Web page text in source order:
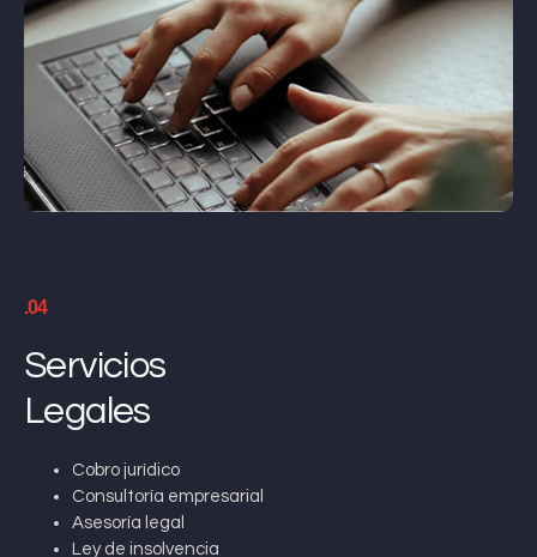
.04
Servicios
Legales
Cobro jurídico
Consultoría empresarial
Asesoría legal
Ley de insolvencia